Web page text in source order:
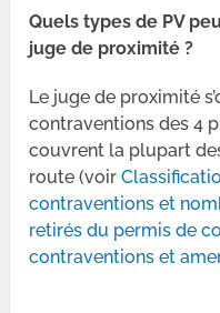
Quels types de PV
juge de proximité ?
Le juge de proximité
contraventions des 4
couvrent la plupart
route (voir
contraventions et
retirés du permis de
contraventions et